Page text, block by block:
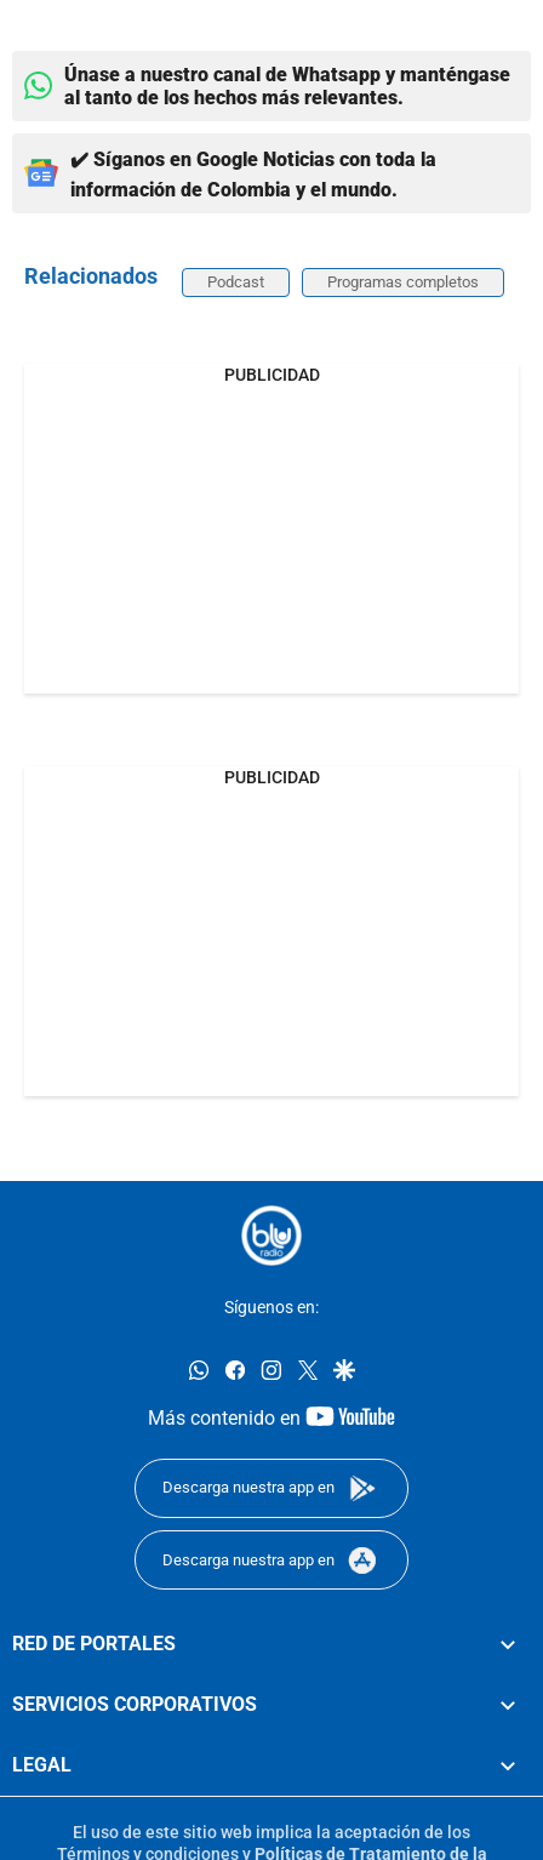
Únase a nuestro canal de Whatsapp y manténgase
al tanto de los hechos más relevantes.
✔️ Síganos en Google Noticias con toda la
información de Colombia y el mundo.
Relacionados Podcast Programas completos
PUBLICIDAD
PUBLICIDAD
Síguenos en:
whatsappfacebookinstagram
twittergoogle
Más contenido en
youtube-
Descarga nuestra app en
Descarga nuestra app en
RED DE PORTALES
SERVICIOS CORPORATIVOS
LEGAL
El uso de este sitio web implica la aceptación de los
Términos y condicionesy Políticas de Tratamiento de la